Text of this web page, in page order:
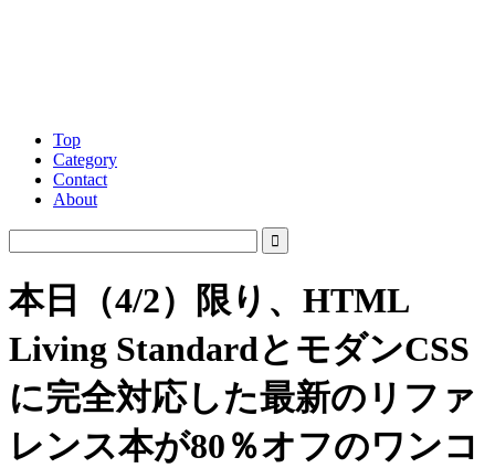
Top
Category
Contact
About
本日（4/2）限り、HTML
Living StandardとモダンCSS
に完全対応した最新のリファ
レンス本が80％オフのワンコ